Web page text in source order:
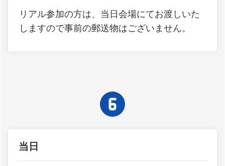
リアル参加の方は、当日会場にてお渡しいた
しますので事前の郵送物はございません。
当日